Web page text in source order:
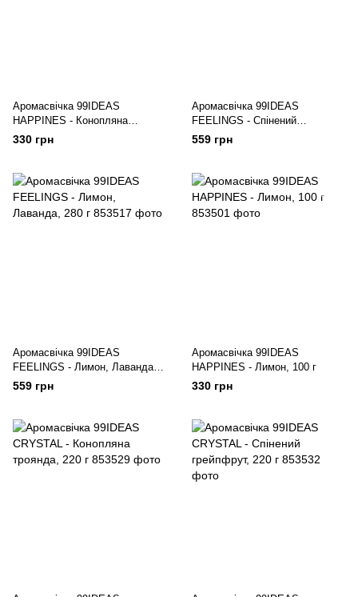
Аромасвічка 99IDEAS
HAPPINES - Конопляна
троянда, 100 г
330 грн
Аромасвічка 99IDEAS
FEELINGS - Спінений
грейпфрут, 280 г
559 грн
Аромасвічка 99IDEAS
FEELINGS - Лимон, Лаванда,
280 г
559 грн
Аромасвічка 99IDEAS
HAPPINES - Лимон, 100 г
330 грн